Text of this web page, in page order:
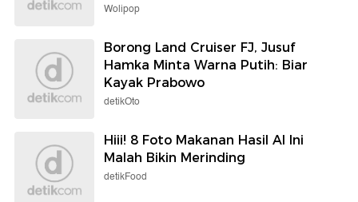
Wolipop
Borong Land Cruiser FJ, Jusuf
Hamka Minta Warna Putih: Biar
Kayak Prabowo
detikOto
Hiii! 8 Foto Makanan Hasil AI Ini
Malah Bikin Merinding
detikFood